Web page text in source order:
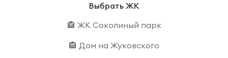
Выбрать ЖК
🏤 ЖК Соколиный парк
🏤 Дом на Жуковского